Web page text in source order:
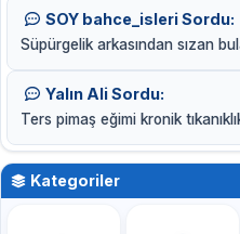
SOY bahce_isleri Sordu:
Süpürgelik arkasından sızan
Yalın Ali Sordu:
Ters pimaş eğimi kronik
Kategoriler